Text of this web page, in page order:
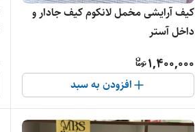
کیف آرایشی مخمل لانکوم کیف جادار و
داخل آستر
1,400,000
افزودن به سبد